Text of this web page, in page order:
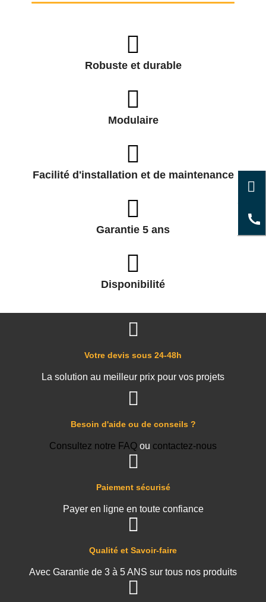
Robuste et durable
Modulaire
Facilité d'installation et de maintenance
Garantie 5 ans
Disponibilité
Qualité et Savoir-faire
Avec Garantie de 3 à 5 ANS sur tous nos produits
Paiement sécurisé
Payer en ligne en toute confiance
Besoin d'aide ou de conseils ?
Consultez notre FAQ ou contactez-nous
Votre devis sous 24-48h
La solution au meilleur prix pour vos projets